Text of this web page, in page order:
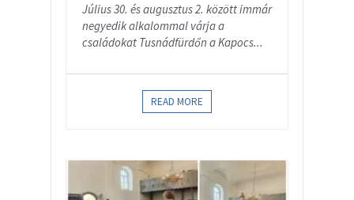
Július 30. és augusztus 2. között immár
negyedik alkalommal várja a
családokat Tusnádfürdőn a Kapocs...
READ MORE